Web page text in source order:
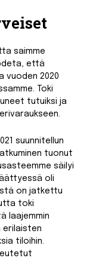
saimme
että
vuoden 2020
Toki
tutuiksi ja
suunnitellun
tuonut
säilyi
oli
on jatkettu
toki
laajemmin
erilaisten
tiloihin.